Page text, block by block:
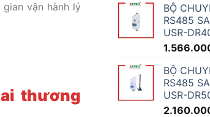
vận hành lý
thương
BỘ
RS485
USR-
BỘ
RS485
USR-